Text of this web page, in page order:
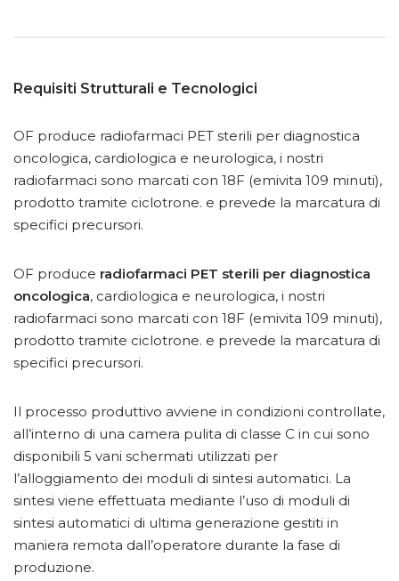
Requisiti Strutturali e Tecnologici
OF produce radiofarmaci PET sterili per diagnostica
oncologica, cardiologica e neurologica, i nostri
radiofarmaci sono marcati con 18F (emivita 109 minuti),
prodotto tramite ciclotrone. e prevede la marcatura di
specifici precursori.
OF produce radiofarmaci PET sterili per diagnostica
oncologica, cardiologica e neurologica, i nostri
radiofarmaci sono marcati con 18F (emivita 109 minuti),
prodotto tramite ciclotrone. e prevede la marcatura di
specifici precursori.
Il processo produttivo avviene in condizioni controllate,
all’interno di una camera pulita di classe C in cui sono
disponibili 5 vani schermati utilizzati per
l’alloggiamento dei moduli di sintesi automatici. La
sintesi viene effettuata mediante l’uso di moduli di
sintesi automatici di ultima generazione gestiti in
maniera remota dall’operatore durante la fase di
produzione.